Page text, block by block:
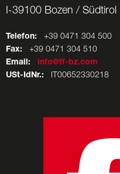
I-39100 Bozen / Südtirol
Telefon: +39 0471 304 500
Fax: +39 0471 304 510
Email:
info@ff-bz.com
USt-IdNr.: IT00652330218